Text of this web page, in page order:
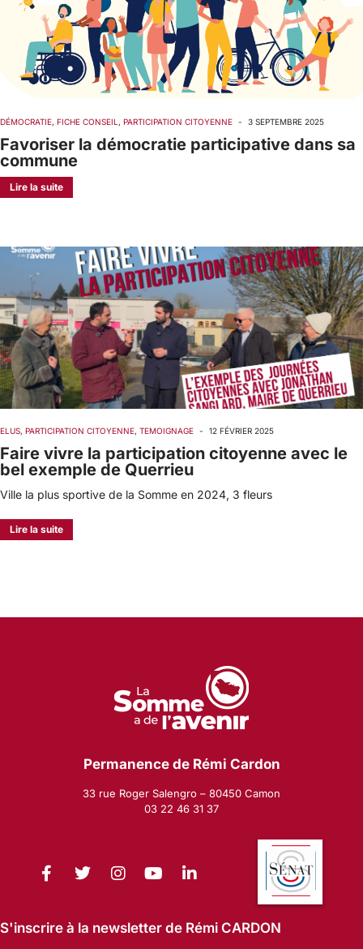
DÉMOCRATIE, FICHE CONSEIL , PARTICIPATION CITOYENNE - 3 SEPTEMBRE 2025
Favoriser la démocratie participative dans sa
commune
Lire la suite
ELUS, PARTICIPATION CITOYENNE, TEMOIGNAGE - 12 FÉVRIER 2025
Faire vivre la participation citoyenne avec le
bel exemple de Querrieu
Ville la plus sportive de la Somme en 2024, 3 fleurs
Lire la suite
Permanence de Rémi Cardon
33 rue Roger Salengro – 80450 Camon
03 22 46 31 37
S'inscrire à la newsletter de Rémi CARDON